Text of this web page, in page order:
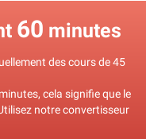
60 minutes
des cours de 45
cela signifie que le
notre convertisseur